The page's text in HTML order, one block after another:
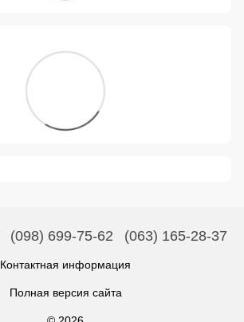
(098) 699-75-62 (063) 165-28-37
Контактная информация
Полная версия сайта